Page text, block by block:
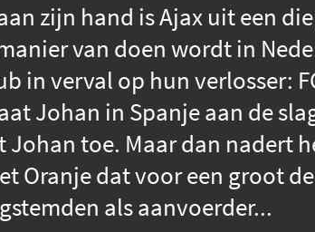
zijn hand is Ajax uit een
van doen wordt in
in verval op hun verlosser:
Johan in Spanje aan de
toe. Maar dan nadert
Oranje dat voor een groot
als aanvoerder...